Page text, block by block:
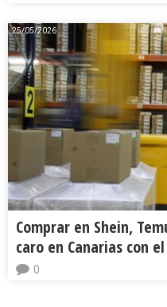
25/05/2026
Comprar en Shein,
caro en Canarias con
0